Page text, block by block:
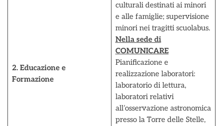
2. Educazione e
Formazione
culturali destinati ai minori
e alle famiglie; supervisione
minori nei tragitti scuolabus.
Nella sede di
COMUNICARE
Pianificazione e
realizzazione laboratori:
laboratorio di lettura,
laboratori relativi
all’osservazione astronomica
presso la Torre delle Stelle,